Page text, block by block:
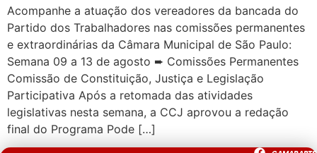
Acompanhe a atuação dos vereadores da bancada do
Partido dos Trabalhadores nas comissões permanentes
e extraordinárias da Câmara Municipal de São Paulo:
Semana 09 a 13 de agosto ➨ Comissões Permanentes
Comissão de Constituição, Justiça e Legislação
Participativa Após a retomada das atividades
legislativas nesta semana, a CCJ aprovou a redação
final do Programa Pode […]